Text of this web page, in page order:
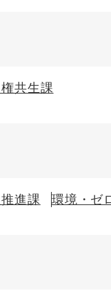
共生課
進課 環境・ゼ